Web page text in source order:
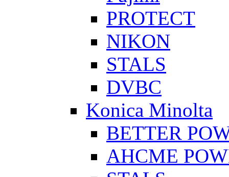
PROTECT
NIKON
STALS
DVBC
Konica Minolta
BETTER
AHCME